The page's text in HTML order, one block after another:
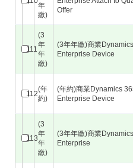
年
繳)
Offer
111
(3
年
年
繳)
(3年年繳)商業
Enterprise Device
112
(年
約)
(年約)商業Dynamics
Enterprise Device
113
(3
年
年
繳)
(3年年繳)商業
Enterprise